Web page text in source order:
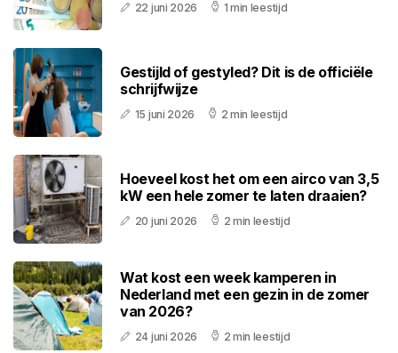
22 juni 2026 1 min leestijd
Gestijld of gestyled? Dit is de officiële
schrijfwijze
15 juni 2026 2 min leestijd
Hoeveel kost het om een airco van 3,5
kW een hele zomer te laten draaien?
20 juni 2026 2 min leestijd
Wat kost een week kamperen in
Nederland met een gezin in de zomer
van 2026?
24 juni 2026 2 min leestijd